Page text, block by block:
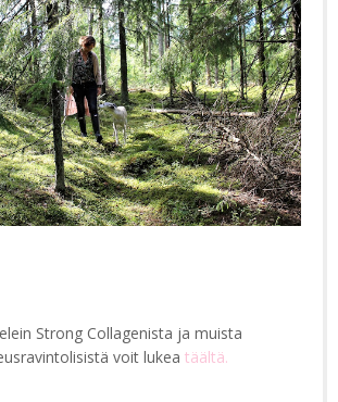
Strong Collagenista ja muista
voit lukea täältä.